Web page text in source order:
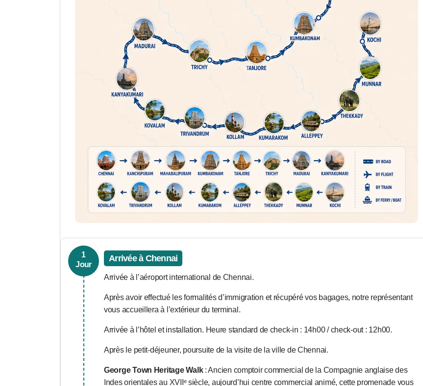
1
Jour
Arrivée à Chennai
Arrivée à l’aéroport international de Chennai.
Après avoir effectué les formalités d’immigration et récupéré vos bagages, notre représentant
vous accueillera à l’extérieur du terminal.
Arrivée à l’hôtel et installation. Heure standard de check-in : 14h00 / check-out : 12h00.
Après le petit-déjeuner, poursuite de la visite de la ville de Chennai.
George Town Heritage Walk: Ancien comptoir commercial de la Compagnie anglaise des
Indes orientales au XVIIᵉ siècle, aujourd’hui centre commercial animé, cette promenade vous